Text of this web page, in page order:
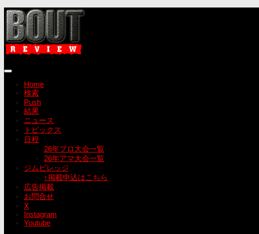
コ
ン
テ
ン
ツ
ス
Home
検索
Push
結果
ニュース
トピックス
日程
26年プロ大会一覧
26年アマ大会一覧
ジムビレッジ
↑掲載申込はこちら
広告掲載
お問合せ
X
Instagram
Youtube